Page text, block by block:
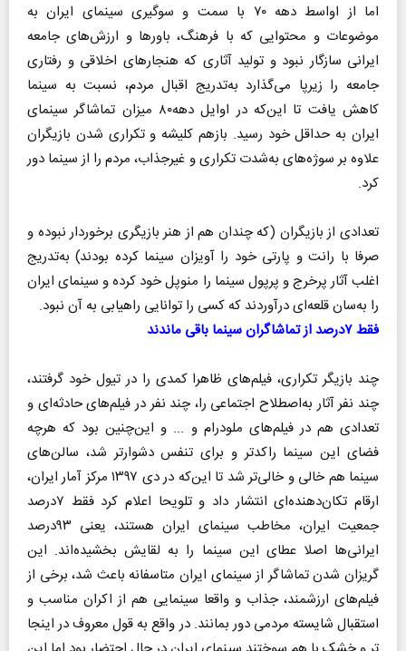
اما از اواسط دهه ۷۰ با سمت و سوگیری سینمای ایران به
موضوعات و محتوایی که با فرهنگ، باورها و ارزش‌های جامعه
ایرانی سازگار نبود و تولید آثاری که هنجارهای اخلاقی و رفتاری
جامعه را زیرپا می‌گذارد به‌تدریج اقبال مردم، نسبت به سینما
کاهش یافت تا این‌که در اوایل دهه۸۰ میزان تماشاگر سینمای
ایران به حداقل خود رسید. بازهم کلیشه و تکراری شدن بازیگران
علاوه بر سوژه‌های به‌شدت تکراری و غیرجذاب، مردم را از سینما دور
کرد.
تعدادی از بازیگران (که چندان هم از هنر بازیگری برخوردار نبوده و
صرفا با رانت و پارتی خود را آویزان سینما کرده بودند) به‌تدریج
اغلب آثار پرخرج و پرپول سینما را منوپل خود کرده و سینمای ایران
را به‌سان قلعه‌ای درآوردند که کسی را توانایی راهیابی به آن نبود.
فقط ۷درصد از تماشاگران سینما باقی ماندند
چند بازیگر تکراری، فیلم‌های ظاهرا کمدی را در تیول خود گرفتند،
چند نفر آثار به‌اصطلاح اجتماعی را، چند نفر در فیلم‌های حادثه‌ای و
تعدادی هم در فیلم‌های ملودرام و ... و این‌چنین بود که هرچه
فضای این سینما راکدتر و برای تنفس دشوارتر شد، سالن‌های
سینما هم خالی و خالی‌تر شد تا این‌که در دی ۱۳۹۷ مرکز آمار ایران،
ارقام تکان‌دهنده‌ای انتشار داد و تلویحا اعلام کرد فقط ۷درصد
جمعیت ایران، مخاطب سینمای ایران هستند، یعنی ۹۳درصد
ایرانی‌ها اصلا عطای این سینما را به لقایش بخشیده‌اند. این
گریزان شدن تماشاگر از سینمای ایران متاسفانه باعث شد، برخی از
فیلم‌های ارزشمند، جذاب و واقعا سینمایی هم از اکران مناسب و
استقبال شایسته مردمی دور بمانند. در واقع به قول معروف در اینجا